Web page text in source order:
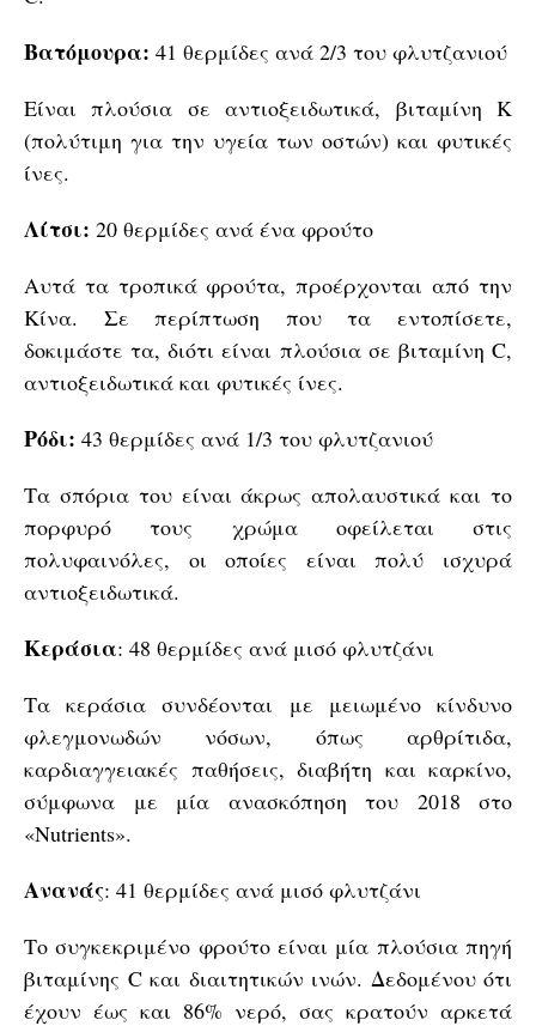
Βατόμουρα: 41 θερμίδες ανά 2/3 του φλυτζανιού
Είναι πλούσια σε αντιοξειδωτικά, βιταμίνη Κ
(πολύτιμη για την υγεία των οστών) και φυτικές
ίνες.
Λίτσι: 20 θερμίδες ανά ένα φρούτο
Αυτά τα τροπικά φρούτα, προέρχονται από την
Κίνα. Σε περίπτωση που τα εντοπίσετε,
δοκιμάστε τα, διότι είναι πλούσια σε βιταμίνη C,
αντιοξειδωτικά και φυτικές ίνες.
Ρόδι: 43 θερμίδες ανά 1/3 του φλυτζανιού
Τα σπόρια του είναι άκρως απολαυστικά και το
πορφυρό τους χρώμα οφείλεται στις
πολυφαινόλες, οι οποίες είναι πολύ ισχυρά
αντιοξειδωτικά.
Κεράσια: 48 θερμίδες ανά μισό φλυτζάνι
Τα κεράσια συνδέονται με μειωμένο κίνδυνο
φλεγμονωδών νόσων, όπως αρθρίτιδα,
καρδιαγγειακές παθήσεις, διαβήτη και καρκίνο,
σύμφωνα με μία ανασκόπηση του 2018 στο
«Nutrients».
Ανανάς: 41 θερμίδες ανά μισό φλυτζάνι
Το συγκεκριμένο φρούτο είναι μία πλούσια πηγή
βιταμίνης C και διαιτητικών ινών. Δεδομένου ότι
έχουν έως και 86% νερό, σας κρατούν αρκετά